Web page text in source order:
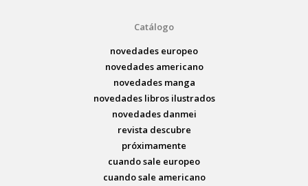
Catálogo
novedades europeo
novedades americano
novedades manga
novedades libros ilustrados
novedades danmei
revista descubre
próximamente
cuando sale europeo
cuando sale americano